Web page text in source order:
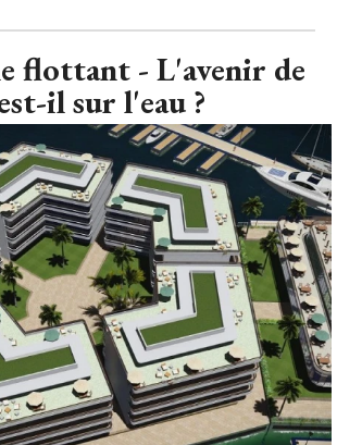
flottant - L'avenir de
il sur l'eau ?